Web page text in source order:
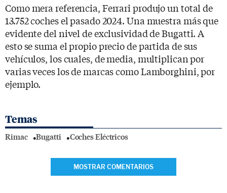
Como mera referencia, Ferrari produjo un total de
13.752 coches el pasado 2024. Una muestra más que
evidente del nivel de exclusividad de Bugatti. A
esto se suma el propio precio de partida de sus
vehículos, los cuales, de media, multiplican por
varias veces los de marcas como Lamborghini, por
ejemplo.
Temas
Rimac Bugatti Coches Eléctricos
MOSTRAR COMENTARIOS